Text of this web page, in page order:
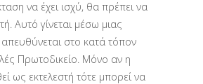
να έχει ισχύ, θα πρέπει να
Αυτό γίνεται μέσω μιας
στο κατά τόπον
Πρωτοδικείο. Μόνο αν η
ως εκτελεστή τότε μπορεί να